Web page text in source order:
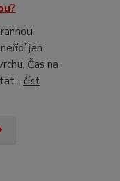
jen
Čas na
číst